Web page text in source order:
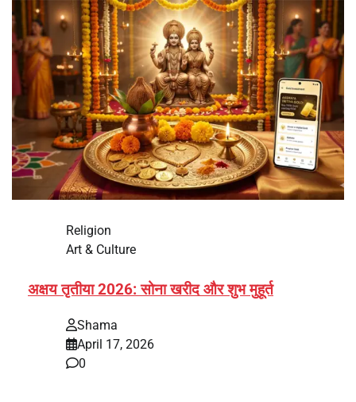
Religion
Art & Culture
अक्षय तृतीया 2026: सोना खरीद और शुभ मुहूर्त
Shama
April 17, 2026
0